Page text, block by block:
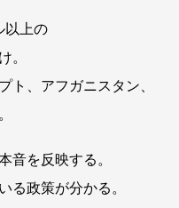
以上の
。
ト、アフガニスタン、
音を反映する。
る政策が分かる。